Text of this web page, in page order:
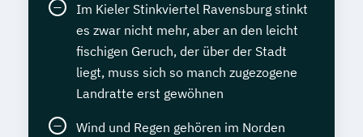
Im Kieler Stinkviertel Ravensburg stinkt
es zwar nicht mehr, aber an den leicht
fischigen Geruch, der über der Stadt
liegt, muss sich so manch zugezogene
Landratte erst gewöhnen
Wind und Regen gehören im Norden